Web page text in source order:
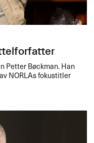
Petter Bøckman. Han
NORLAs fokustitler